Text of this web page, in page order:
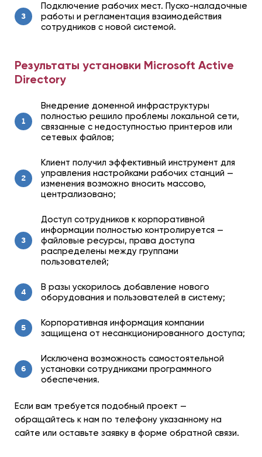
3
Подключение рабочих мест. Пуско-наладочные
работы и регламентация взаимодействия
сотрудников с новой системой.
Результаты установки Microsoft Active
Directory
1
Внедрение доменной инфраструктуры
полностью решило проблемы локальной сети,
связанные с недоступностью принтеров или
сетевых файлов;
2
Клиент получил эффективный инструмент для
управления настройками рабочих станций —
изменения возможно вносить массово,
централизовано;
3
Доступ сотрудников к корпоративной
информации полностью контролируется —
файловые ресурсы, права доступа
распределены между группами
пользователей;
4
В разы ускорилось добавление нового
оборудования и пользователей в систему;
5
Корпоративная информация компании
защищена от несанкционированного доступа;
6
Исключена возможность самостоятельной
установки сотрудниками программного
обеспечения.
Если вам требуется подобный проект —
обращайтесь к нам по телефону указанному на
сайте или оставьте заявку в форме обратной связи.